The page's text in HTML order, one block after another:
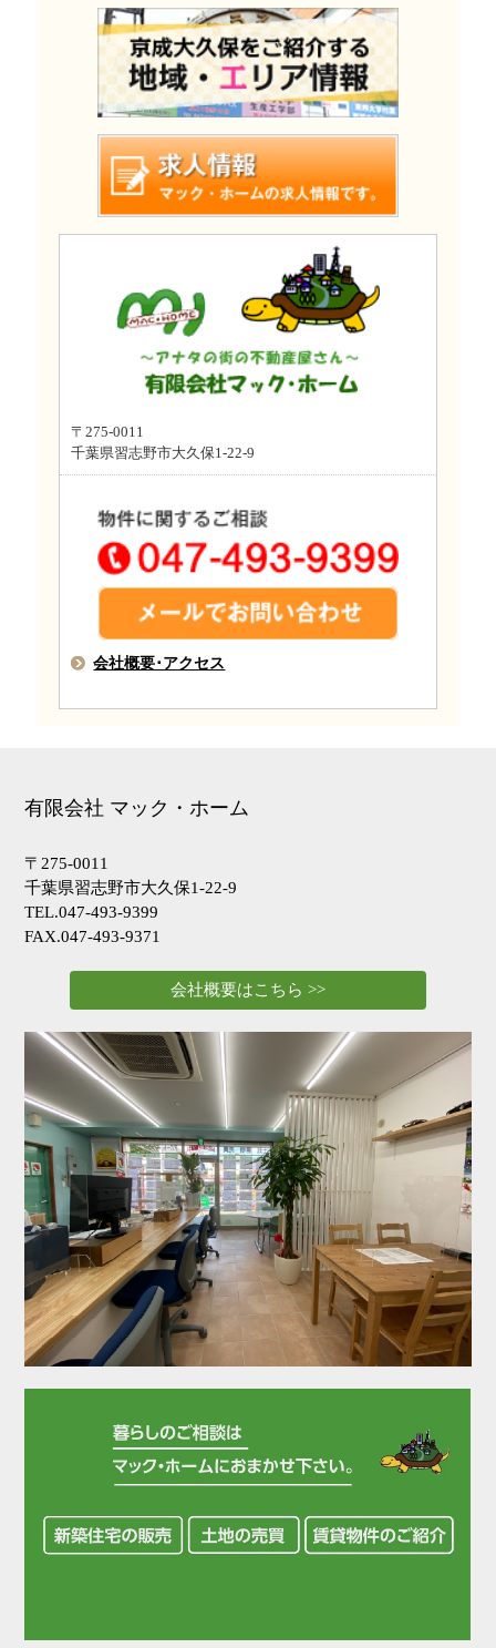
〒275-0011
千葉県習志野市大久保1-22-9
会社概要･アクセス
有限会社 マック・ホーム
〒275-0011
千葉県習志野市大久保1-22-9
TEL.047-493-9399
FAX.047-493-9371
会社概要はこちら >>